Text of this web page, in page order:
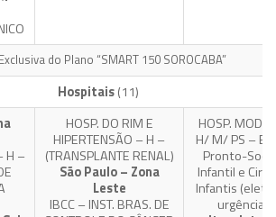
do Plano “SMART 150 SOROCABA”
Hospitais(11)
H –
HOSP. DO RIM E
HIPERTENSÃO – H –
(TRANSPLANTE RENAL)
São Paulo – Zona
Leste
IBCC – INST. BRAS. DE
HOSP.
H/ M/ PS –
Pronto-
Infantil e
Infantis
urgências).